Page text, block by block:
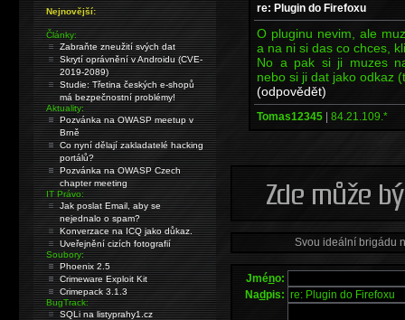
re: Plugin do Firefoxu
O pluginu nevim, ale
a na ni si das co chces,
No a pak si ji muzes
nebo si ji dat jako odkaz
(odpovědět)
Tomas12345 | 84.21.109.*
Svou ideální brigádu
Jméno:
Nadpis:
Nejnovější:
Články:
Zabraňte zneužití svých dat
Skrytí oprávnění v Androidu (CVE-
2019-2089)
Studie: Třetina českých e-shopů
má bezpečnostní problémy!
Aktuality:
Pozvánka na OWASP meetup v
Brně
Co nyní dělají zakladatelé hacking
portálů?
Pozvánka na OWASP Czech
chapter meeting
IT Právo:
Jak poslat Email, aby se
nejednalo o spam?
Konverzace na ICQ jako důkaz.
Uveřejnění cizích fotografií
Soubory:
Phoenix 2.5
Crimeware Exploit Kit
Crimepack 3.1.3
BugTrack:
SQLi na listyprahy1.cz